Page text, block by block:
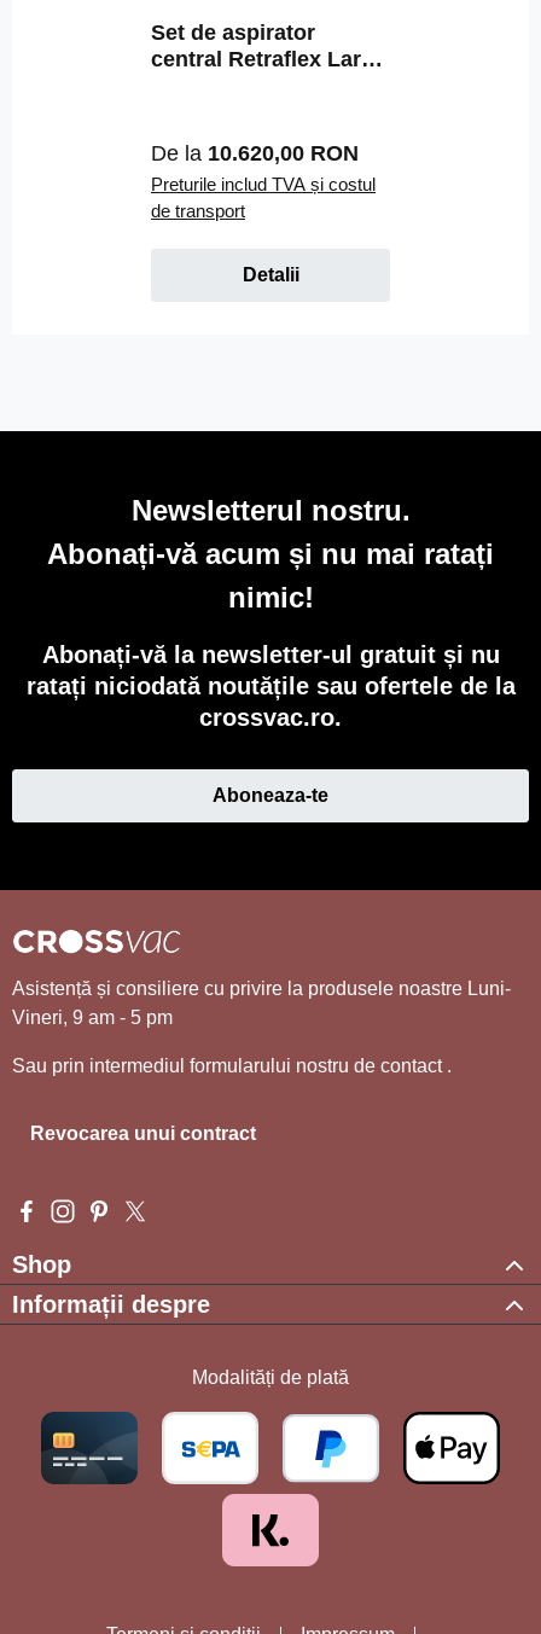
Set de aspirator
central Retraflex Large
Preț obișnuit:
De la 10.620,00 RON
Preturile includ TVA și costul
de transport
Detalii
Newsletterul nostru.
Abonați-vă acum și nu mai ratați
nimic!
Abonați-vă la newsletter-ul gratuit și nu
ratați niciodată noutățile sau ofertele de la
crossvac.ro.
Aboneaza-te
Asistență și consiliere cu privire la produsele noastre Luni-
Vineri, 9 am - 5 pm
Sau prin intermediul formularului nostru de contact .
Revocarea unui contract
Visit us on Facebook – opens in a new browser tab (external
Check us out on Instagram – opens in a new browser tab
Get inspired on Pinterest – opens in a new browser
Follow us on X – opens in a new browser tab
Shop
Informații despre
Modalități de plată